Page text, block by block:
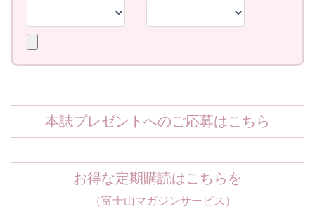
本誌プレゼントへのご応募はこちら
お得な定期購読はこちらを
（富士山マガジンサービス）